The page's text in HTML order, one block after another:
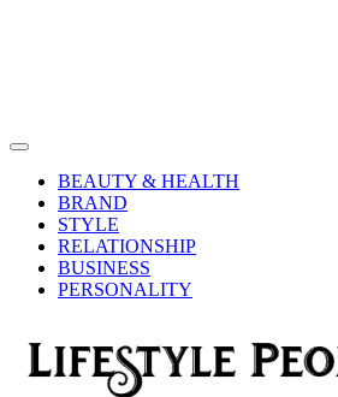
Off
CanvasBEAUTY & HEALTH
BRAND
STYLE
RELATIONSHIP
BUSINESS
PERSONALITY